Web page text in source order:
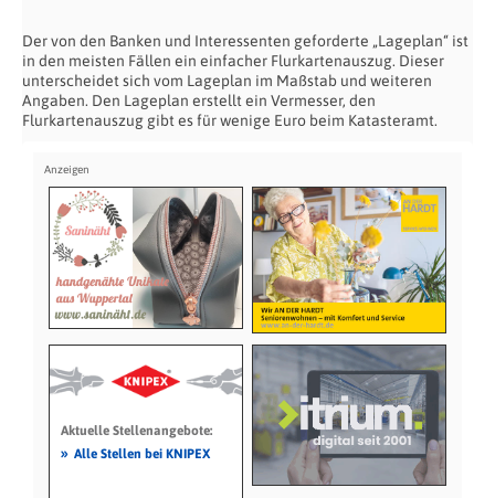
Der von den Banken und Interessenten geforderte „Lageplan“ ist
in den meisten Fällen ein einfacher Flurkartenauszug. Dieser
unterscheidet sich vom Lageplan im Maßstab und weiteren
Angaben. Den Lageplan erstellt ein Vermesser, den
Flurkartenauszug gibt es für wenige Euro beim Katasteramt.
Aktuelle Stellenangebote:
» Alle Stellen bei KNIPEX